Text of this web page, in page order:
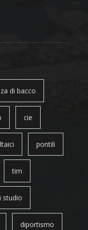
di bacco
cie
pontili
tim
studio
diportismo